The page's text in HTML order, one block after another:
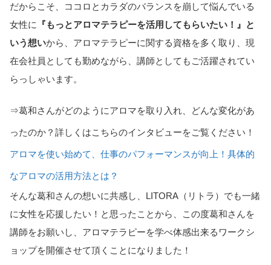
だからこそ、ココロとカラダのバランスを崩して悩んでいる
女性に
『もっとアロマテラピーを活用してもらいたい！』と
いう想いから、アロマテラピーに関する資格を多く取り、現
在会社員としても勤めながら、講師としてもご活躍されてい
らっしゃいます。
⇒葛和さんがどのようにアロマを取り入れ、どんな変化があ
ったのか？詳しくはこちらのインタビューをご覧ください！
アロマを使い始めて、仕事のパフォーマンスが向上！具体的
なアロマの活用方法とは？
そんな葛和さんの想いに共感し、LITORA（リトラ）でも一緒
に女性を応援したい！と思ったことから、この度葛和さんを
講師をお願いし、アロマテラピーを学べ体感出来るワークシ
ョップを開催させて頂くことになりました！